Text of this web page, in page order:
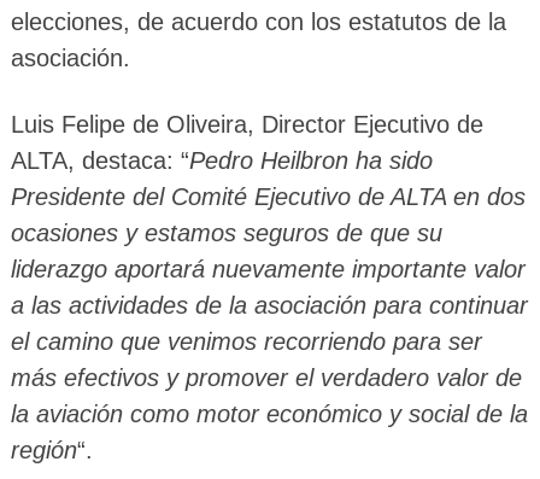
elecciones, de acuerdo con los estatutos de la
asociación.
Luis Felipe de Oliveira, Director Ejecutivo de
ALTA, destaca: “Pedro Heilbron ha sido
Presidente del Comité Ejecutivo de ALTA en dos
ocasiones y estamos seguros de que su
liderazgo aportará nuevamente importante valor
a las actividades de la asociación para continuar
el camino que venimos recorriendo para ser
más efectivos y promover el verdadero valor de
la aviación como motor económico y social de la
región“.